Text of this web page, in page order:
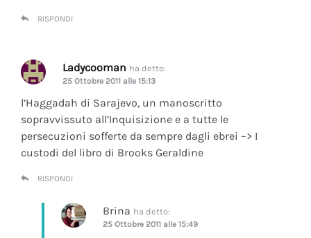
RISPONDI
Ladycooman ha detto:
25 Ottobre 2011 alle 15:13
l’Haggadah di Sarajevo, un manoscritto
sopravvissuto all’Inquisizione e a tutte le
persecuzioni sofferte da sempre dagli ebrei –> I
custodi del libro di Brooks Geraldine
RISPONDI
Brina ha detto:
25 Ottobre 2011 alle 15:49